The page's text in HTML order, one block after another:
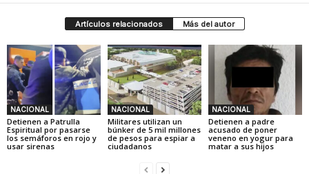
Artículos relacionados Más del autor
NACIONAL
Detienen a Patrulla
Espiritual por pasarse
los semáforos en rojo y
usar sirenas
NACIONAL
Militares utilizan un
búnker de 5 mil millones
de pesos para espiar a
ciudadanos
NACIONAL
Detienen a padre
acusado de poner
veneno en yogur para
matar a sus hijos